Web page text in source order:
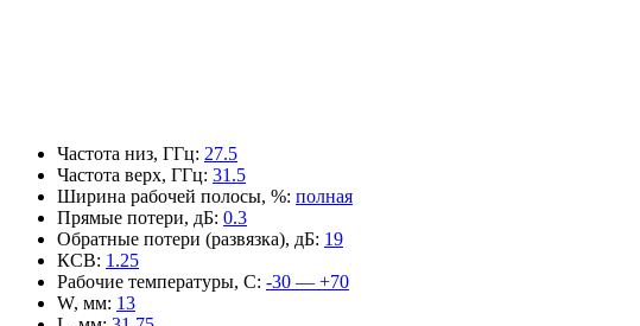
Частота низ, ГГц: 27.5
Частота верх, ГГц: 31.5
Ширина рабочей полосы, %: полная
Прямые потери, дБ: 0.3
Обратные потери (развязка), дБ: 19
КСВ: 1.25
Рабочие температуры, С: -30 — +70
W, мм: 13